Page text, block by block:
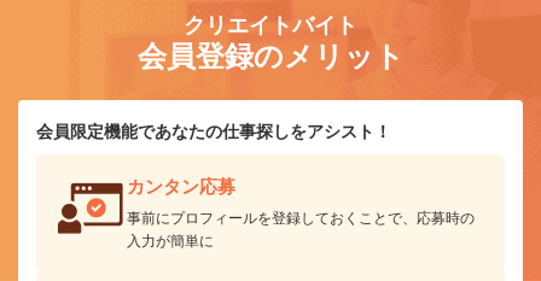
クリエイトバイト
会員登録のメリット
会員限定機能であなたの仕事探しをアシスト！
カンタン応募
事前にプロフィールを登録しておくことで、応募時の
入力が簡単に